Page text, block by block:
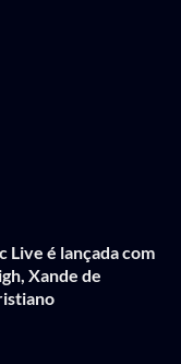
Live é lançada com
Xande de